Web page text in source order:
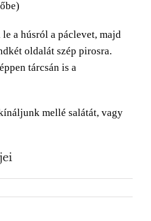
le a húsról a páclevet, majd
oldalát szép pirosra.
tárcsán is a
mellé salátát, vagy